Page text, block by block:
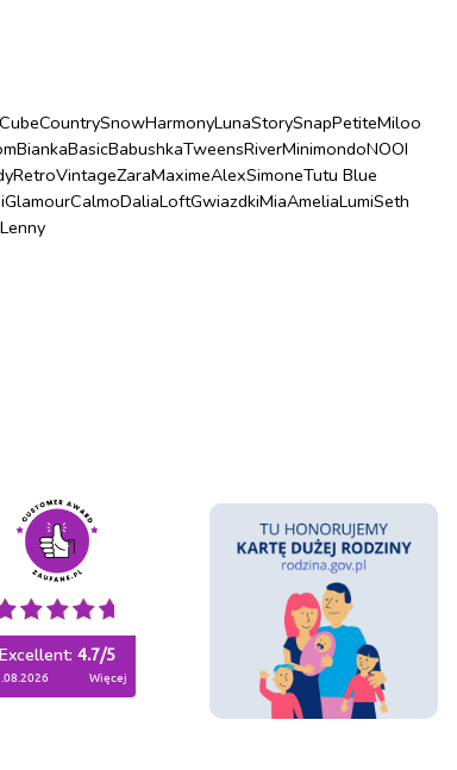
CubeCountrySnowHarmonyLunaStorySnapPetiteMiloo
BiankaBasicBabushkaTweensRiverMinimondoNOOI
RetroVintageZaraMaximeAlexSimoneTutu Blue
GlamourCalmoDaliaLoftGwiazdkiMiaAmeliaLumiSeth
Lenny
Excellent: 4.7/5
więcej